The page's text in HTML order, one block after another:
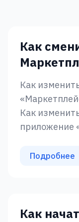
Как
Как
Как
приложение
Подробнее
Как